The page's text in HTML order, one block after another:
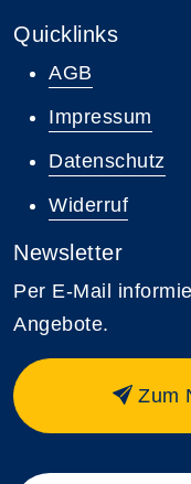
Quicklinks
AGB
Impressum
Datenschutz
Widerruf
Newsletter
Per E-Mail
Angebote.
Zum